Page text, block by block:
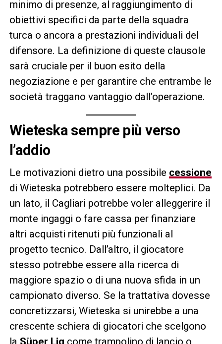
minimo di presenze, al raggiungimento di
obiettivi specifici da parte della squadra
turca o ancora a prestazioni individuali del
difensore. La definizione di queste clausole
sarà cruciale per il buon esito della
negoziazione e per garantire che entrambe le
società traggano vantaggio dall’operazione.
Wieteska sempre più verso
l’addio
Le motivazioni dietro una possibile cessione
di Wieteska potrebbero essere molteplici. Da
un lato, il Cagliari potrebbe voler alleggerire il
monte ingaggi o fare cassa per finanziare
altri acquisti ritenuti più funzionali al
progetto tecnico. Dall’altro, il giocatore
stesso potrebbe essere alla ricerca di
maggiore spazio o di una nuova sfida in un
campionato diverso. Se la trattativa dovesse
concretizzarsi, Wieteska si unirebbe a una
crescente schiera di giocatori che scelgono
la Süper Lig come trampolino di lancio o